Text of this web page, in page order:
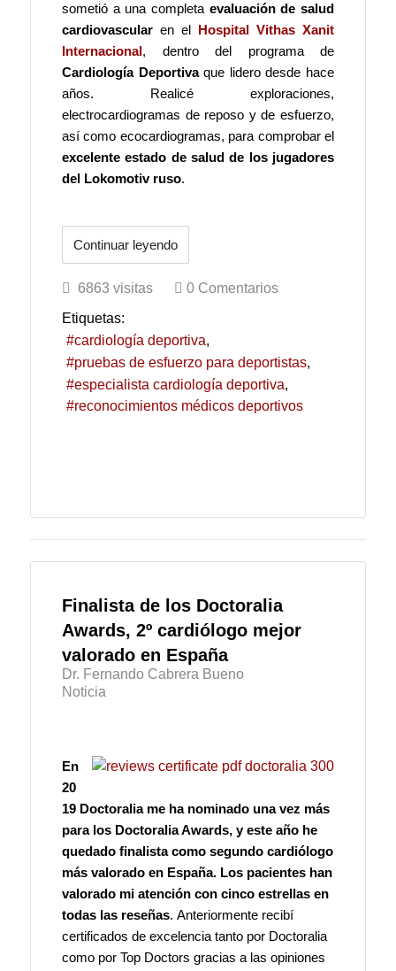
sometió a una completa evaluación de salud
cardiovascular en el
Hospital Vithas Xanit
Internacional , dentro del programa de
Cardiología Deportivaque lidero desde hace
años. Realicé exploraciones,
electrocardiogramas de reposo y de esfuerzo,
así como ecocardiogramas, para comprobar el
excelente estado de salud de los jugadores
del Lokomotiv ruso.
Continuar leyendo
6863 visitas
0 Comentarios
Etiquetas:
cardiología deportiva
pruebas de esfuerzo para deportistas
especialista cardiología deportiva
reconocimientos médicos deportivos
Finalista de los Doctoralia
Awards, 2º cardiólogo mejor
valorado en España
Dr. Fernando Cabrera Bueno
Noticia
En
20
19 Doctoralia me ha nominado una vez más
para los Doctoralia Awards, y este año he
quedado finalista como segundo cardiólogo
más valorado en España. Los pacientes han
valorado mi atención con cinco estrellas en
todas las reseñas. Anteriormente recibí
certificados de excelencia tanto por Doctoralia
como por Top Doctors gracias a las opiniones